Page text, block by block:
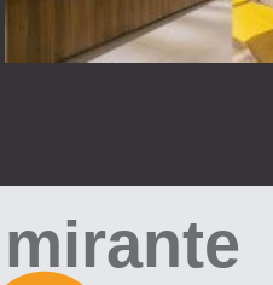
mirante